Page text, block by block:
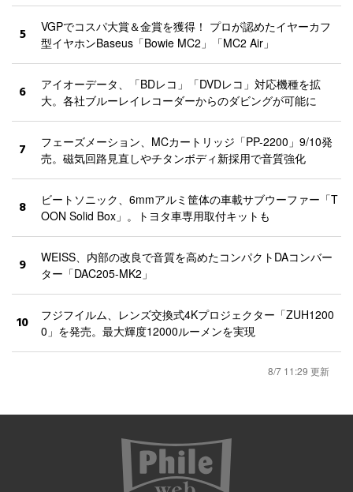
5
VGPでコスパ大賞＆金賞を獲得！ プロが認めたイヤーカフ
型イヤホンBaseus「Bowie MC2」「MC2 Air」
6
アイオーデータ、「BDレコ」「DVDレコ」対応機種を拡
大。各社ブルーレイレコーダーからのダビングが可能に
7
フェーズメーション、MCカートリッジ「PP-2200」9/10発
売。磁気回路見直しやチタンボディ新採用で音質強化
8
ビートソニック、6mmアルミ筐体の車載サブウーファー「T
OON Solid Box」。トヨタ車専用取付キットも
9
WEISS、内部の改良で音質を高めたコンパクトDAコンバー
ター「DAC205-MK2」
10
フジフイルム、レンズ交換式4Kプロジェクター「ZUH1200
0」を発売。最大輝度12000ルーメンを実現
8/7 11:29 更新